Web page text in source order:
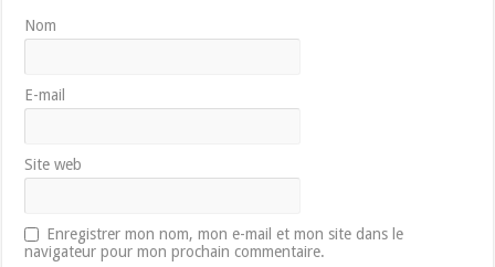
Nom
E-mail
Site web
Enregistrer mon nom, mon e-mail et mon site dans le
navigateur pour mon prochain commentaire.